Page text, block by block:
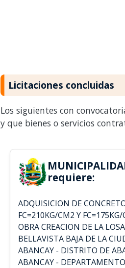
Licitaciones concluidas
Los siguientes con
y que bienes o servicios
requiere:
ADQUISICION DE
FC=210KG/CM2 Y
OBRA CREACION DE LA
BELLAVISTA BAJA DE LA
ABANCAY - DISTRITO DE
ABANCAY -